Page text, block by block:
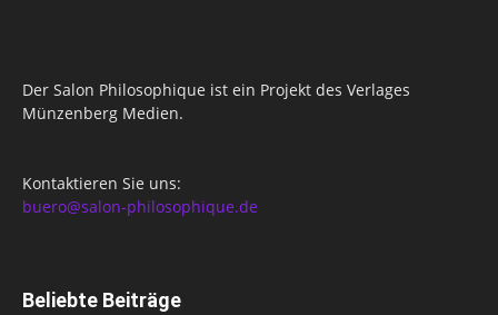
Der Salon Philosophique ist ein Projekt des Verlages
Münzenberg Medien.
Kontaktieren Sie uns:
buero@salon-philosophique.de
Beliebte Beiträge